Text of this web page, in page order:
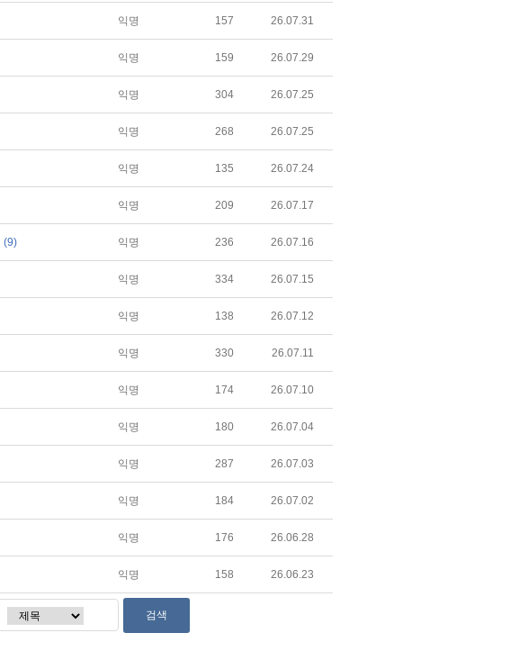
익명 157 26.07.31
익명 159 26.07.29
익명 304 26.07.25
익명 268 26.07.25
익명 135 26.07.24
익명 209 26.07.17
(9) 익명 236 26.07.16
익명 334 26.07.15
익명 138 26.07.12
익명 330 26.07.11
익명 174 26.07.10
익명 180 26.07.04
익명 287 26.07.03
익명 184 26.07.02
익명 176 26.06.28
익명 158 26.06.23